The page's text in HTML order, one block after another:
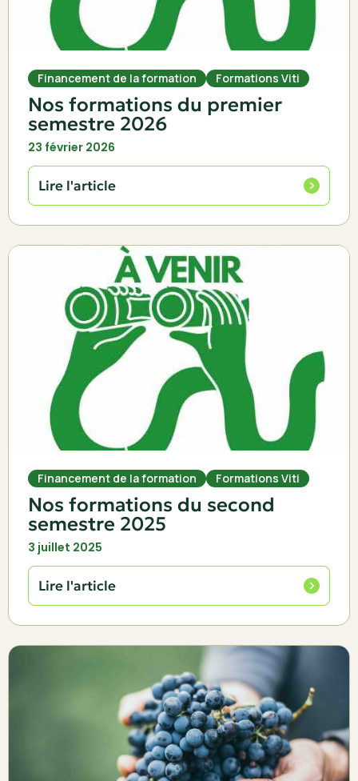
Financement de la formation Formations Viti
Nos formations du premier
semestre 2026
23 février 2026
Lire l'article
Financement de la formation Formations Viti
Nos formations du second
semestre 2025
3 juillet 2025
Lire l'article